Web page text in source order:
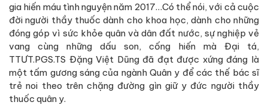
gia hiến máu tình nguyện năm 2017…Có thể nói, với cả cuộc
đời người thầy thuốc dành cho khoa học, dành cho những
đóng góp vì sức khỏe quân và dân đất nước, sự nghiệp vẻ
vang cùng những dấu son, cống hiến mà Đại tá,
TTƯT.PGS.TS Đặng Việt Dũng đã đạt được xứng đáng là
một tấm gương sáng của ngành Quân y để các thế bác sĩ
trẻ noi theo trên chặng đường gìn giữ y đức người thầy
thuốc quân y.